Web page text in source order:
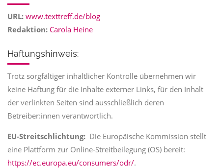
URL: www.texttreff.de/blog
Redaktion: Carola Heine
Haftungshinweis:
Trotz sorgfältiger inhaltlicher Kontrolle übernehmen wir
keine Haftung für die Inhalte externer Links, für den Inhalt
der verlinkten Seiten sind ausschließlich deren
Betreiber:innen verantwortlich.
EU-Streitschlichtung: Die Europäische Kommission stellt
eine Plattform zur Online-Streitbeilegung (OS) bereit:
https://ec.europa.eu/consumers/odr/.